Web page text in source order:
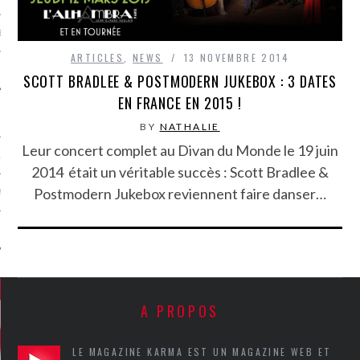
ARTICLES ,NEWS 13 NOVEMBRE 2014
SCOTT BRADLEE & POSTMODERN JUKEBOX : 3 DATES
EN FRANCE EN 2015 !
BY NATHALIE
Leur concert complet au Divan du Monde le 19 juin
2014 était un véritable succès : Scott Bradlee &
Postmodern Jukebox reviennent faire danser…
A PROPOS
LE MAGAZINE KARMA EST UN MAGAZINE WEB ET